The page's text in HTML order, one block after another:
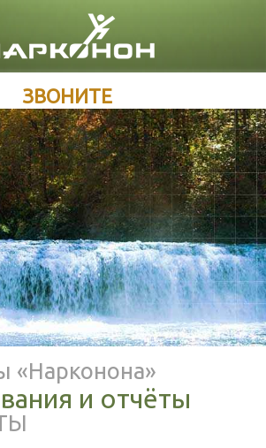
Датский
Греческий
Испанский
Французский
Иврит
Венгерский
Итальянский
Японский
Македонский
Нидерландский
Норвежский
ЗВОНИТЕ
«Нарконона»
и отчёты